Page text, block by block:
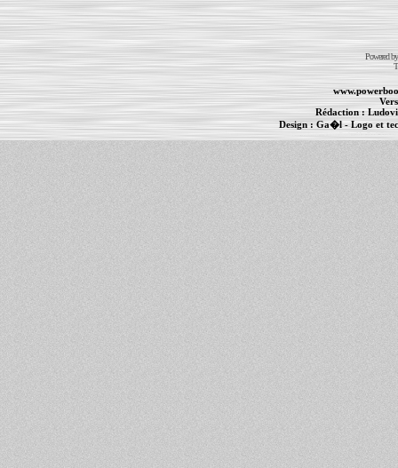
Powered
Rédaction :
Design : Ga�l- Logo et
PowerBook- MacBook Pro